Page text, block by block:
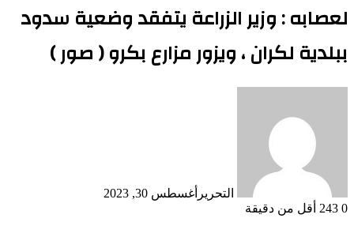
لعصابه : وزير الزراعة يتفقد وضعية سدود
ببلدية لكران ، ويزور مزارع بكرو ( صور )
التحرير أغسطس 30, 2023
0
أقل من دقيقة